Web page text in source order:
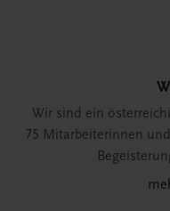
Wir sind ein
75 Mitarbeiterinnen